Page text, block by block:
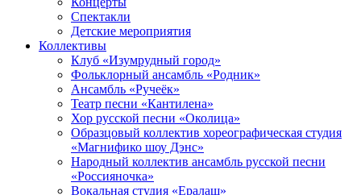
Спектакли
Детские мероприятия
Коллективы
Клуб «Изумрудный город»
Фольклорный ансамбль «Родник»
Ансамбль «Ручеёк»
Театр песни «Кантилена»
Хор русской песни «Околица»
Образцовый коллектив хореографическая студия
«Магнифико шоу Дэнс»
Народный коллектив ансамбль русской песни
«Россияночка»
Вокальная студия «Ералаш»